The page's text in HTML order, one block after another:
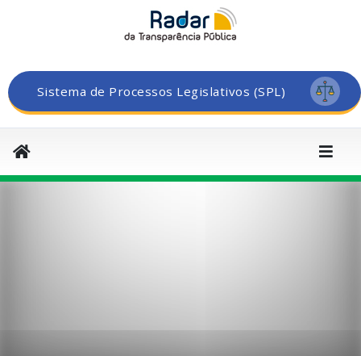
Sistema de Processos Legislativos (SPL)